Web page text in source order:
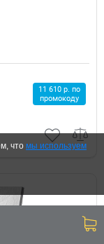
11 610 р. по
промокоду
что мы используем